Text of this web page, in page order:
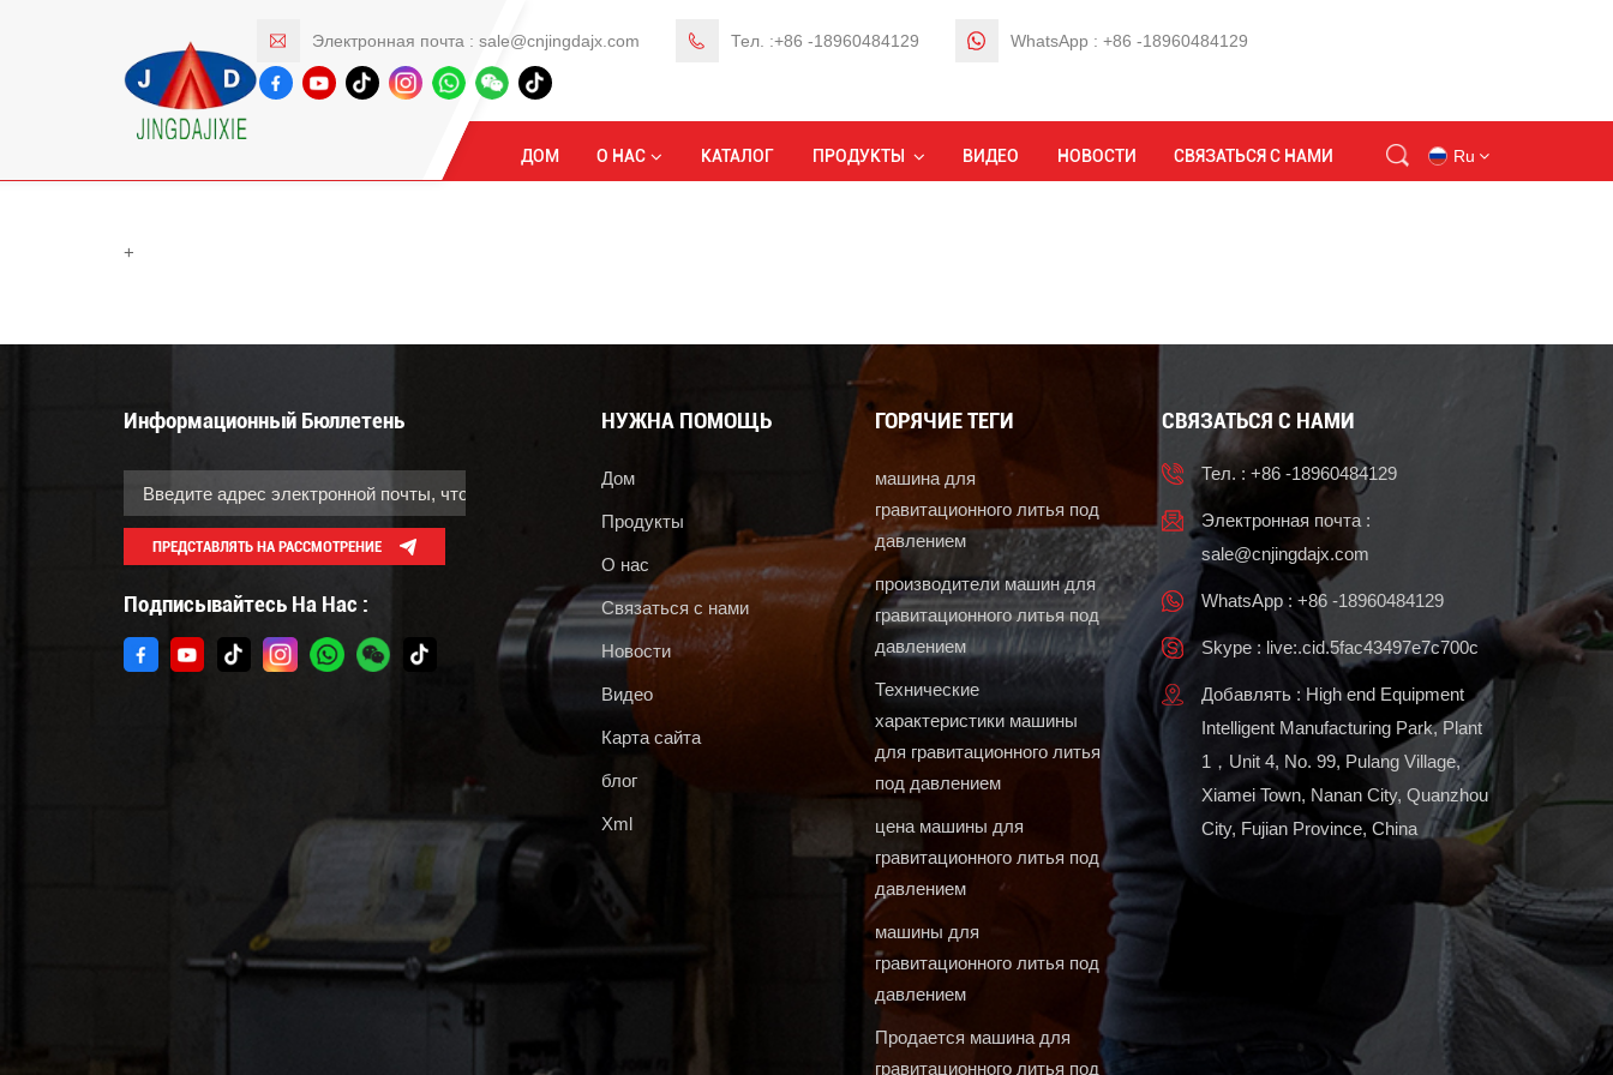
Электронная почта : sale@cnjingdajx.com Тел. :+86 -18960484129 WhatsApp : +86 -18960484129
ДОМ О НАС КАТАЛОГ ПРОДУКТЫ ВИДЕО НОВОСТИ СВЯЗАТЬСЯ С НАМИ Ru
tr
vi
th
228 Дом
+
Информационный Бюллетень
ПРЕДСТАВЛЯТЬ НА РАССМОТРЕНИЕ
Подписывайтесь На Нас :
НУЖНА ПОМОЩЬ
Дом
Продукты
О нас
Связаться с нами
Новости
Видео
Карта сайта
блог
Xml
ГОРЯЧИЕ ТЕГИ
машина для
гравитационного литья под
давлением
производители машин для
гравитационного литья под
давлением
Технические
характеристики машины
для гравитационного литья
под давлением
цена машины для
гравитационного литья под
давлением
машины для
гравитационного литья под
давлением
Продается машина для
гравитационного литья под
СВЯЗАТЬСЯ С НАМИ
Тел. : +86 -18960484129
Электронная почта :
sale@cnjingdajx.com
WhatsApp : +86 -18960484129
Skype : live:.cid.5fac43497e7c700c
Добавлять : High end Equipment
Intelligent Manufacturing Park, Plant
1，Unit 4, No. 99, Pulang Village,
Xiamei Town, Nanan City, Quanzhou
City, Fujian Province, China